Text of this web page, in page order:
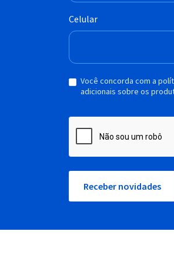
Celular
Você concorda com a
adicionais sobre os
Receber novidades